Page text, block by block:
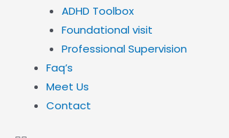
ADHD Toolbox
Foundational visit
Professional Supervision
Faq’s
Meet Us
Contact